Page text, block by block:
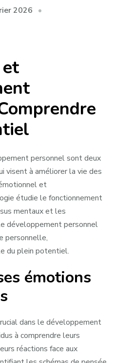
2026
personnel sont deux
visent à améliorer la vie des
et
étudie le fonctionnement
mentaux et les
développement personnel
personnelle,
du plein potentiel.
émotions
dans le développement
à comprendre leurs
réactions face aux